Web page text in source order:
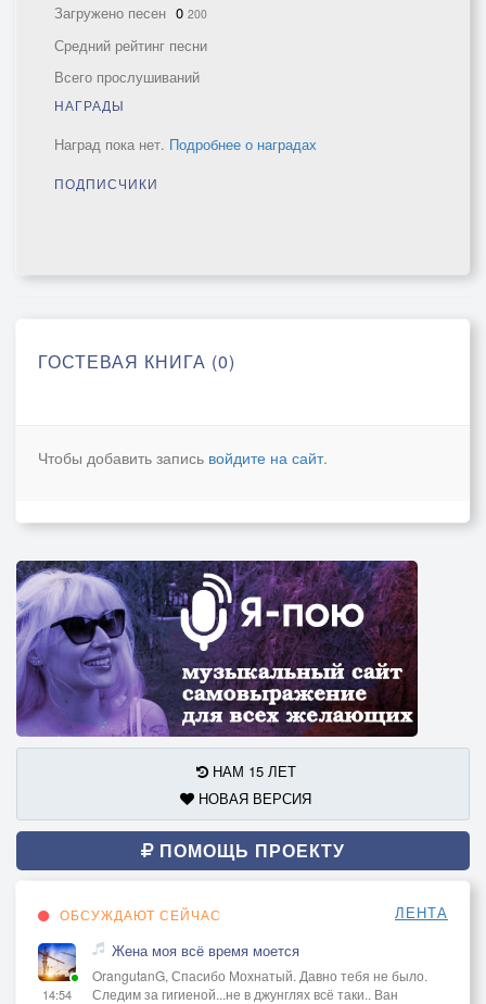
Загружено песен 0 200
Средний рейтинг песни
Всего прослушиваний
НАГРАДЫ
Наград пока нет. Подробнее о наградах
ПОДПИСЧИКИ
ГОСТЕВАЯ КНИГА (0)
Чтобы добавить запись войдите на сайт.
НАМ 15 ЛЕТ
НОВАЯ ВЕРСИЯ
ПОМОЩЬ ПРОЕКТУ
ОБСУЖДАЮТ СЕЙЧАС ЛЕНТА
14:54
Жена моя всё время моется
OrangutanG, Спасибо Мохнатый. Давно тебя не было.
Следим за гигиеной...не в джунглях всё таки.. Ван